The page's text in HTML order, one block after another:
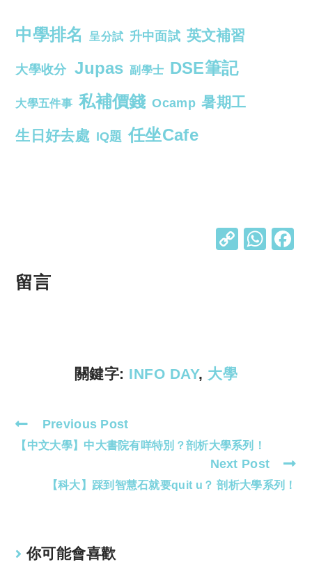
中學排名 呈分試 升中面試 英文補習
大學收分 Jupas 副學士 DSE筆記
大學五件事 私補價錢 Ocamp 暑期工
生日好去處 IQ題 任坐Cafe
C W
留言
關鍵字: INFO DAY, 大學
Read
more
Previous Post
【中文大學】中大書院有咩特別？剖析大學系列！
Next Post
【科大】踩到智慧石就要quit u？ 剖析大學系列！
你可能會喜歡